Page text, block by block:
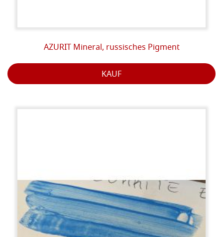
AZURIT Mineral, russisches Pigment
KAUF